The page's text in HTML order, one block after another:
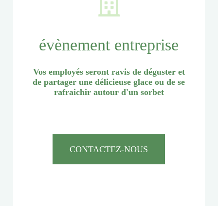
évènement entreprise
Vos employés seront ravis de déguster et
de partager une délicieuse glace ou de se
rafraichir autour d'un sorbet
CONTACTEZ-NOUS